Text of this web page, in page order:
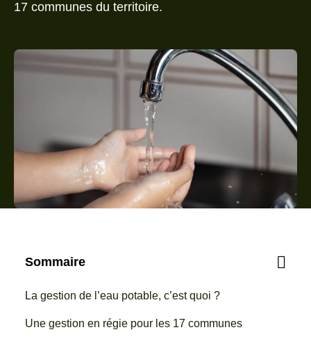
17 communes du territoire.
Sommaire
La gestion de l’eau potable, c’est quoi ?
Une gestion en régie pour les 17 communes